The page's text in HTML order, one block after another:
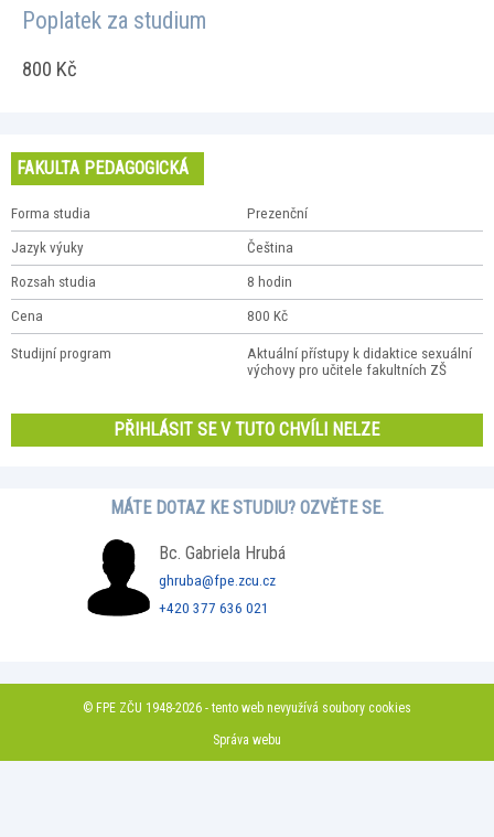
Poplatek za studium
800 Kč
FAKULTA PEDAGOGICKÁ
Forma studia Prezenční
Jazyk výuky Čeština
Rozsah studia 8 hodin
Cena 800 Kč
Studijní program
Aktuální přístupy k didaktice sexuální
výchovy pro učitele fakultních ZŠ
PŘIHLÁSIT SE V TUTO CHVÍLI NELZE
MÁTE DOTAZ KE STUDIU? OZVĚTE SE.
Bc. Gabriela Hrubá
ghruba@fpe.zcu.cz
+420 377 636 021
© FPE ZČU 1948-2026 - tento web nevyužívá soubory cookies
Správa webu